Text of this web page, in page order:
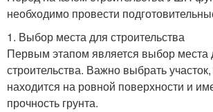
необходимо провести
1. Выбор места для строительства
Первым этапом является выбор места
строительства. Важно выбрать
находится на ровной поверхности и
прочность грунта.